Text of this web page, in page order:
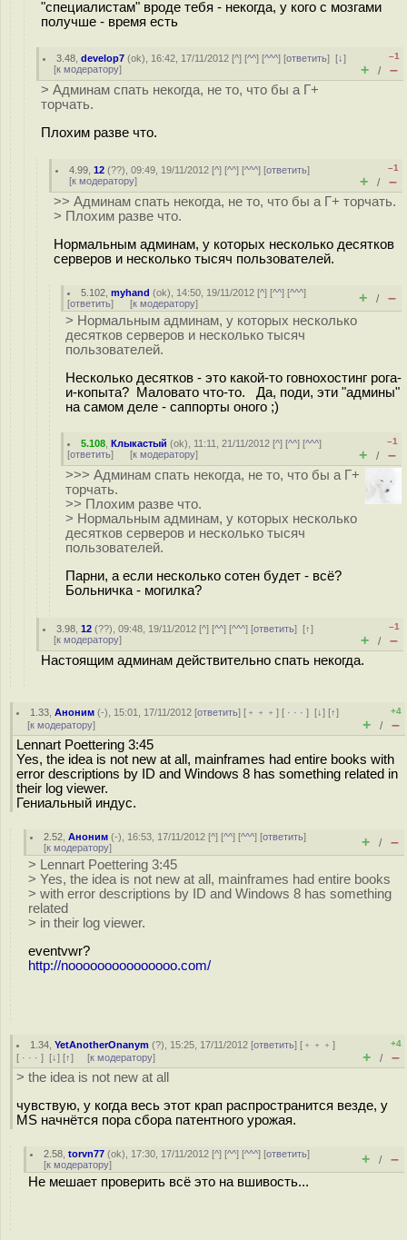
"специалистам" вроде тебя - некогда, у кого с мозгами
получше - время есть
3.48 ,develop7 (ok), 16:42, 17/11/2012 [^] [^^] [^^^] [ответить][↓]
[к модератору]
–1
+ / –
> Админам спать некогда, не то, что бы а Г+
торчать.
Плохим разве что.
4.99 ,12 (??), 09:49, 19/11/2012 [^] [^^] [^^^] [ответить]
[к модератору]
–1
+ / –
>> Админам спать некогда, не то, что бы а Г+ торчать.
> Плохим разве что.
Нормальным админам, у которых несколько десятков
серверов и несколько тысяч пользователей.
5.102 ,myhand (ok), 14:50, 19/11/2012 [^] [^^] [^^^]
[ответить] [к модератору] + / –
> Нормальным админам, у которых несколько
десятков серверов и несколько тысяч
пользователей.
Несколько десятков - это какой-то говнохостинг рога-
и-копыта? Маловато что-то. Да, поди, эти "админы"
на самом деле - саппорты оного ;)
5.108 ,Клыкастый (ok), 11:11, 21/11/2012 [^] [^^] [^^^]
[ответить] [к модератору]
–1
+ / –
>>> Админам спать некогда, не то, что бы а Г+
торчать.
>> Плохим разве что.
> Нормальным админам, у которых несколько
десятков серверов и несколько тысяч
пользователей.
Парни, а если несколько сотен будет - всё?
Больничка - могилка?
3.98 ,12 (??), 09:48, 19/11/2012 [^] [^^] [^^^] [ответить][↑]
[к модератору]
–1
+ / –
Настоящим админам действительно спать некогда.
1.33 ,Аноним (-), 15:01, 17/11/2012 [ответить] [ ﹢﹢﹢] [ · · ·][↓] [↑]
[к модератору]
+4
+ / –
Lennart Poettering 3:45
Yes, the idea is not new at all, mainframes had entire books with
error descriptions by ID and Windows 8 has something related in
their log viewer.
Гениальный индус.
2.52 ,Аноним (-), 16:53, 17/11/2012 [^] [^^] [^^^] [ответить]
[к модератору] + / –
> Lennart Poettering 3:45
> Yes, the idea is not new at all, mainframes had entire books
> with error descriptions by ID and Windows 8 has something
related
> in their log viewer.
eventvwr?
http://nooooooooooooooo.com/
1.34 ,YetAnotherOnanym (?), 15:25, 17/11/2012 [ответить] [ ﹢﹢﹢]
[ · · · ] [↓] [↑] [к модератору]
+4
+ / –
> the idea is not new at all
чувствую, у когда весь этот крап распространится везде, у
MS начнётся пора сбора патентного урожая.
2.58 ,torvn77 (ok), 17:30, 17/11/2012 [^] [^^] [^^^] [ответить]
[к модератору] + / –
Не мешает проверить всё это на вшивость...